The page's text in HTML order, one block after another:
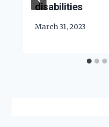
disabilities
March 31, 2023